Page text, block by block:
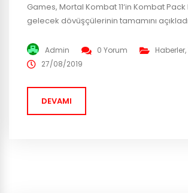
Games, Mortal Kombat 11‘in Kombat
gelecek dövüşçülerinin tamamını
MK’den derin geçmişe sahip dövüşçü
Comic’in Spawn‘ı, Terminator ve
karakterlerin geleceği daha önceden ima
ama oyun içerisinde nasıl olacaklarını, bu
Admin 0 Yorum Haberler,
27/08/2019
DEVAMI